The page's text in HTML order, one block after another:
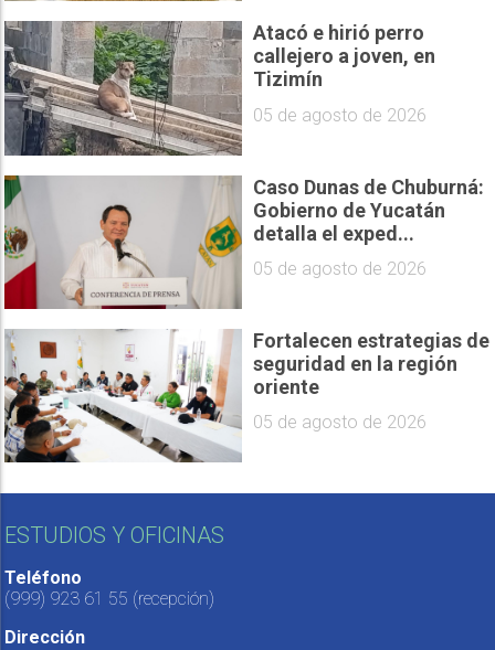
Atacó e hirió perro
callejero a joven, en
Tizimín
05 de agosto de 2026
Caso Dunas de Chuburná:
Gobierno de Yucatán
detalla el exped...
05 de agosto de 2026
Fortalecen estrategias de
seguridad en la región
oriente
05 de agosto de 2026
ESTUDIOS Y OFICINAS
Teléfono
(999) 923 61 55 (recepción)
Dirección